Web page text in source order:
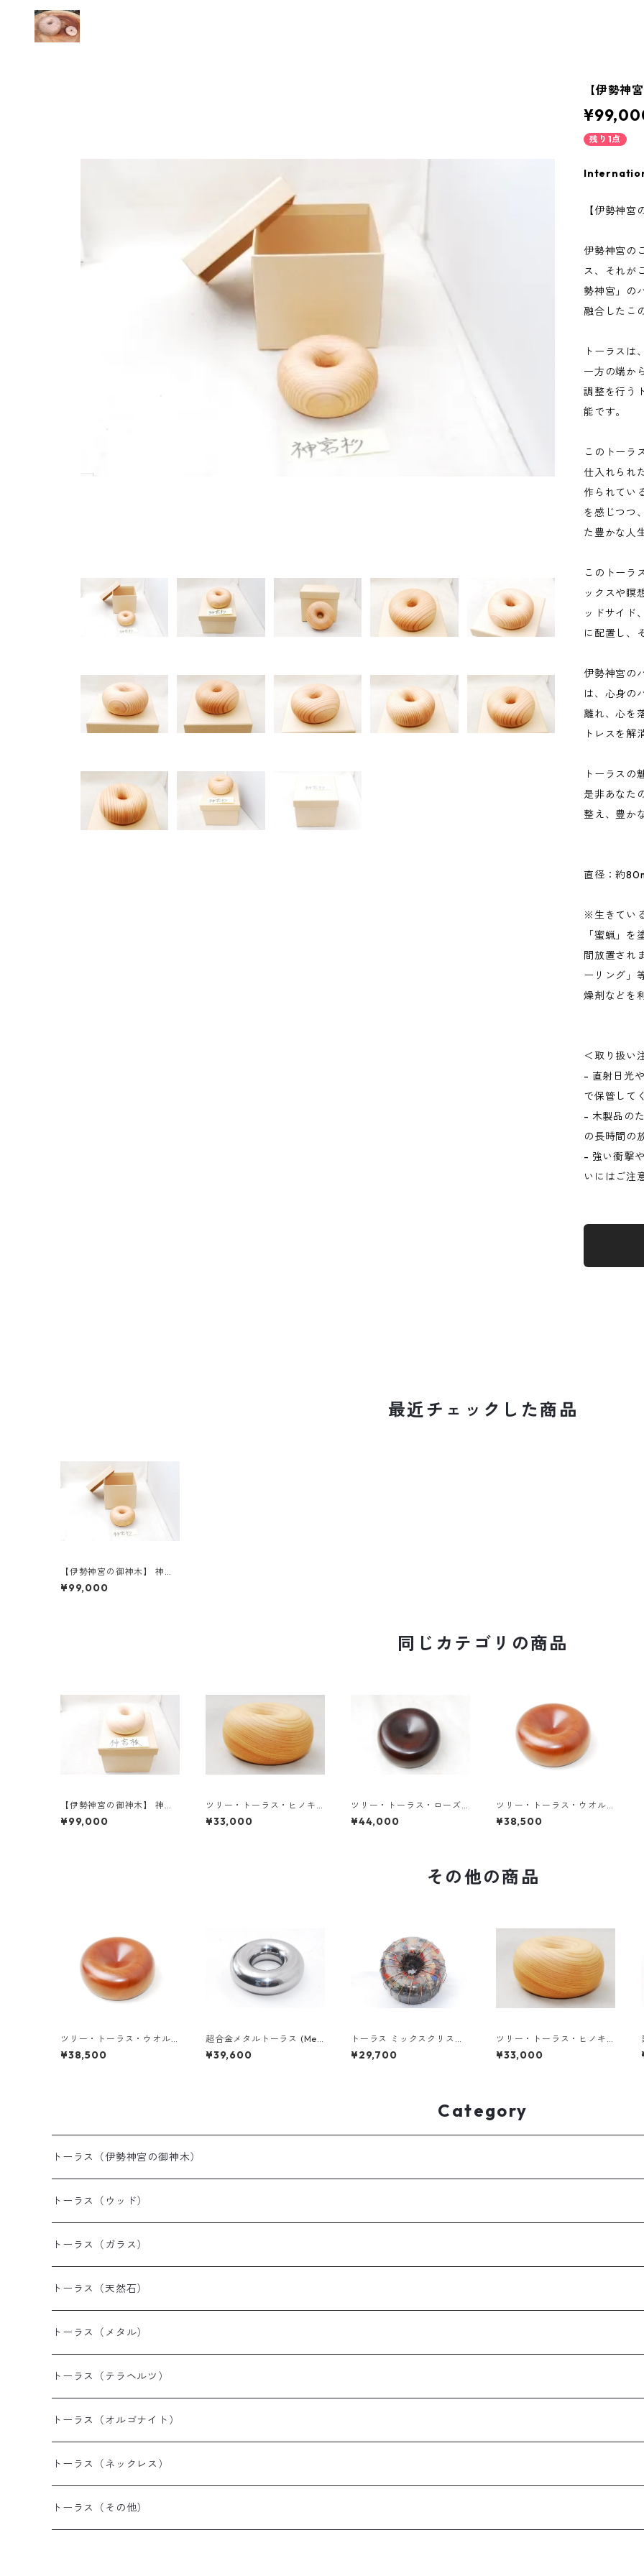
【伊勢神
残り1点
【伊勢神
伊勢神宮の
ス、それが
勢神宮」の
融合したこ
トーラスは
一方の端か
調整を行う
能です。
このトーラ
仕入れられ
作られてい
を感じつつ
た豊かな人
このトーラ
ックスや瞑
ッドサイド
に配置し、
伊勢神宮の
は、心身の
離れ、心を
トレスを解
トーラスの
是非あなた
整え、豊か
直径：約
※生きてい
「蜜蝋」
間放置され
ーリング」
燥剤などを
＜取り扱い
- 直射日光
で保管して
- 木製品の
の長時間の
- 強い衝撃
いにはご注
最近チェックした商品
【伊勢神宮の御神木】 神宮
杉のトーラス 《送料無料》
¥99,000
同じカテゴリの商品
【伊勢神宮の御神木】 神宮
檜のトーラス 《送料無料》
¥99,000
ツリー・トーラス・ヒノキ
（国産）《送料無料》
¥33,000
ツリー・トーラス・ローズ
ウッド（バリ島産）《送料
無料》
¥44,000
ツリー・トーラス・ウオル
ナット（バリ島産）《送料
無料》
¥38,500
その他の商品
ツリー・トーラス・ウオル
ナット（バリ島産）《送料
無料》
¥38,500
超合金メタルトーラス (Met
al Torus) タングステンカー
バイド ミニオブジェ（瞑想
¥39,600
トーラス ミックスクリスタ
ル オルゴナイト エナジージ
ェネレーター《送料無料》
¥29,700
ツリー・トーラス・ヒノキ
（国産）《送料無料》
¥33,000
Category
トーラス（伊勢神宮の御神木）
トーラス（ウッド）
トーラス（ガラス）
トーラス（天然石）
トーラス（メタル）
トーラス（テラヘルツ）
トーラス（オルゴナイト）
トーラス（ネックレス）
トーラス（その他）